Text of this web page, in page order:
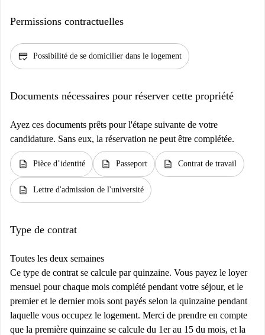
Permissions contractuelles
credit_score Possibilité de se domicilier dans le logement
Documents nécessaires pour réserver cette propriété
Ayez ces documents prêts pour l'étape suivante de votre
candidature. Sans eux, la réservation ne peut être complétée.
description Pièce d’identité description Passeport description Contrat de travail
description Lettre d'admission de l'université
Type de contrat
Toutes les deux semaines
Ce type de contrat se calcule par quinzaine. Vous payez le loyer
mensuel pour chaque mois complété pendant votre séjour, et le
premier et le dernier mois sont payés selon la quinzaine pendant
laquelle vous occupez le logement. Merci de prendre en compte
que la première quinzaine se calcule du 1er au 15 du mois, et la